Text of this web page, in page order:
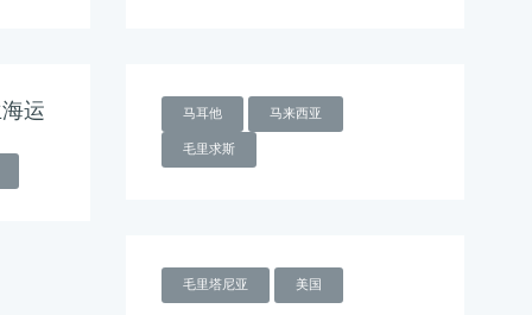
运
马耳他 马来西亚
毛里求斯
毛里塔尼亚 美国